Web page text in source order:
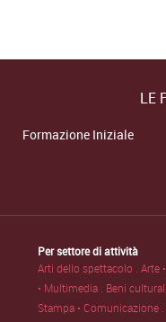
LE
Formazione Iniziale
Per settore di attività
Arti dello spettacolo . Arte
• Multimedia . Beni
Stampa • Comunicazione .